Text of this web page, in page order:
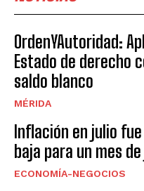
OrdenYAutoridad:
Estado de derecho
saldo blanco
MÉRIDA
Inflación en julio
baja para un mes de
ECONOMÍA-NEGOCIOS